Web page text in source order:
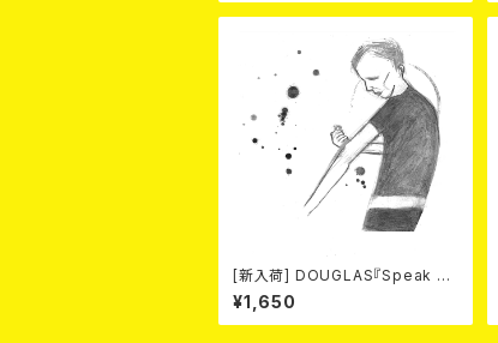
[新入荷] DOUGLAS『Speak O
ut Face』 (7"EP)
¥1,650